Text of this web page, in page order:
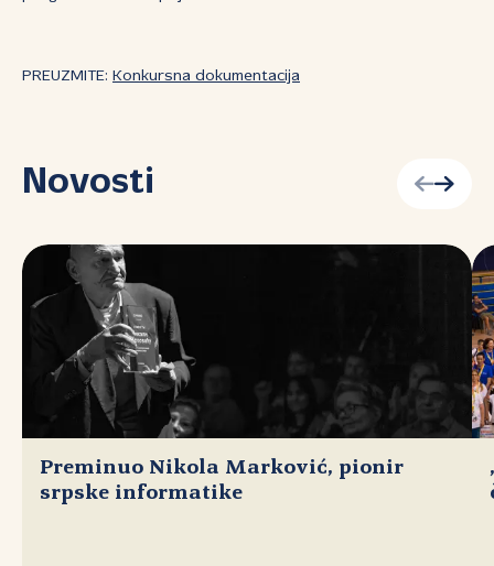
PREUZMITE: Konkursna dokumentacija
Novosti
Preminuo Nikola Marković, pionir
srpske informatike